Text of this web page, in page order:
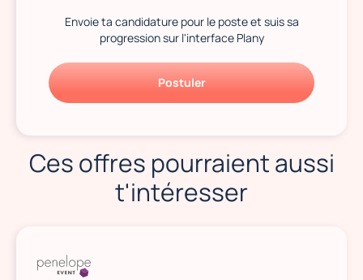
Envoie ta candidature pour le poste et suis sa
progression sur l'interface Plany
Postuler
Ces offres pourraient aussi
t'intéresser